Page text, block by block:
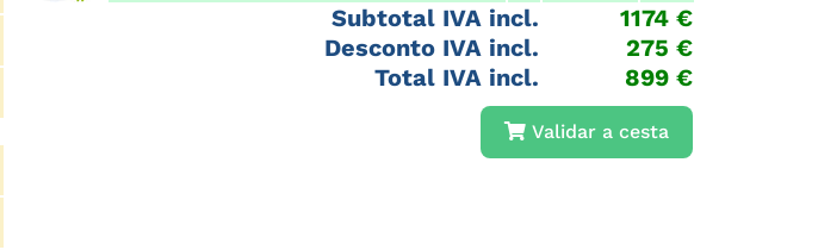
Subtotal IVA incl.
1174 €
Desconto IVA incl.
275 €
Total IVA incl.
899 €
Validar a cesta